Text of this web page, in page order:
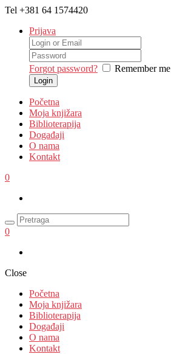
Tel +381 64 1574420
Prijava
Forgot password? Remember me
Početna
Moja knjižara
Biblioterapija
Događaji
O nama
Kontakt
0
0
Close
Početna
Moja knjižara
Biblioterapija
Događaji
O nama
Kontakt